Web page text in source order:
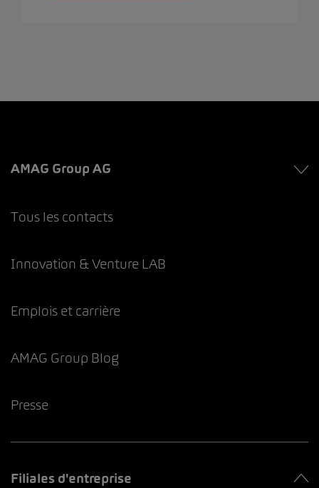
AMAG Group AG
Tous les contacts
Innovation & Venture LAB
Emplois et carrière
AMAG Group Blog
Presse
Filiales d'entreprise